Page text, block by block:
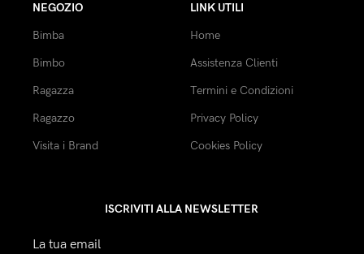
NEGOZIO
Bimba
Bimbo
Ragazza
Ragazzo
Visita i Brand
LINK UTILI
Home
Assistenza Clienti
Termini e Condizioni
Privacy Policy
Cookies Policy
ISCRIVITI ALLA NEWSLETTER
La tua email